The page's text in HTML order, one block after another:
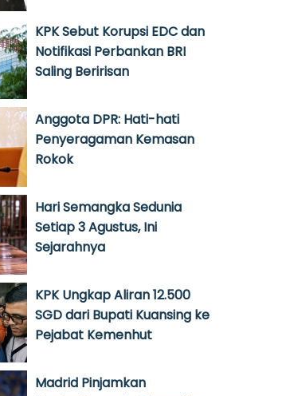
KPK Sebut Korupsi EDC dan
Notifikasi Perbankan BRI
Saling Beririsan
Anggota DPR: Hati-hati
Penyeragaman Kemasan
Rokok
Hari Semangka Sedunia
Setiap 3 Agustus, Ini
Sejarahnya
KPK Ungkap Aliran 12.500
SGD dari Bupati Kuansing ke
Pejabat Kemenhut
Madrid Pinjamkan